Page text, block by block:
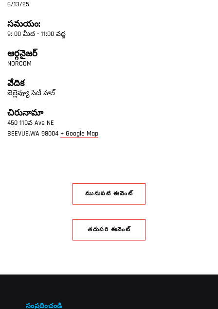
6/13/25
సమయం:
9: 00 మీద - 11:00 వద్ద
ఆర్గనైజర్
NORCOM
వేదిక
బెల్లెవ్యూ సిటీ హాల్
చిరునామా
450 110వ Ave NE
BEEVUE,WA 98004 + Google Map
మునుపటి ఈవెంట్
తదుపరి ఈవెంట్
సంప్రదించండి